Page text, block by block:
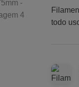
Avaliado
como5
5, com
23
todo